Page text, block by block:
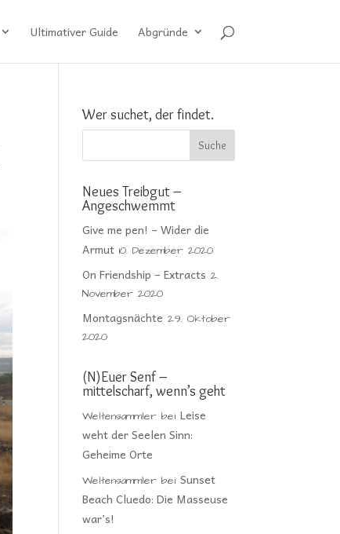
Ultimativer Guide Abgründe
Wer suchet, der findet.
Neues Treibgut –
Angeschwemmt
Give me pen! – Wider die
Armut 10. Dezember 2020
On Friendship – Extracts 2.
November 2020
Montagsnächte 29. Oktober
2020
(N)Euer Senf –
mittelscharf, wenn’s geht
Weltensammler beiLeise
weht der Seelen Sinn:
Geheime Orte
Weltensammler beiSunset
Beach Cluedo: Die Masseuse
war’s!